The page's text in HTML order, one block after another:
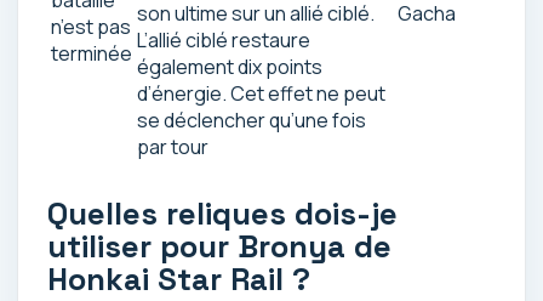
n’est pas
terminée
son ultime sur un allié ciblé.
L’allié ciblé restaure
également dix points
d’énergie. Cet effet ne peut
se déclencher qu’une fois
par tour
Gacha
Quelles reliques dois-je
utiliser pour Bronya de
Honkai Star Rail ?